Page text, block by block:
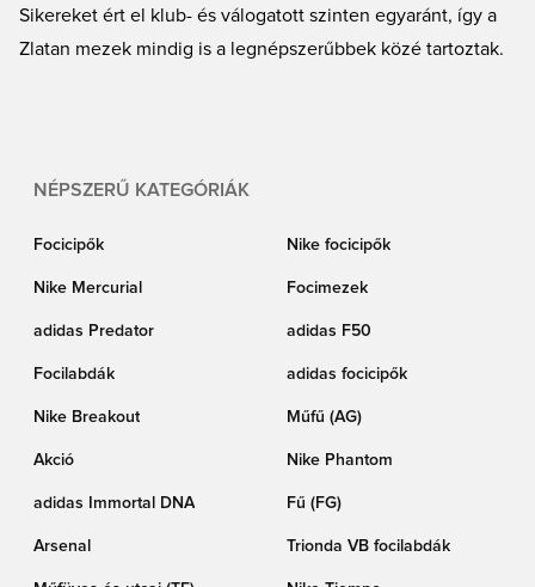
Sikereket ért el klub- és válogatott szinten egyaránt, így a
Zlatan mezek mindig is a legnépszerűbbek közé tartoztak.
NÉPSZERŰ KATEGÓRIÁK
Focicipők Nike focicipők
Nike Mercurial Focimezek
adidas Predator adidas F50
Focilabdák adidas focicipők
Nike Breakout Műfű (AG)
Akció Nike Phantom
adidas Immortal DNA Fű (FG)
Arsenal Trionda VB focilabdák